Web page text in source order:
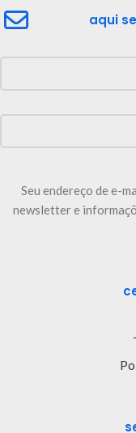
aqui
Seu endereço de e-
newsletter e